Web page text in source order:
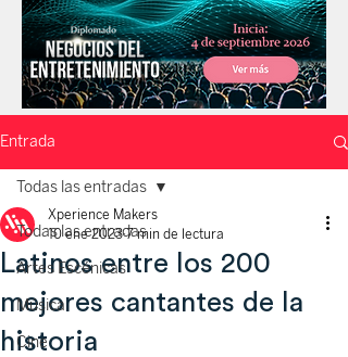
Entrada
Todas las entradas
Artes Escénicas
Música
Cine
Todas las entradas
Latinos entre los 200
mejores cantantes de la
historia
Xperience Makers
10 ene 2023 7 min de lectura